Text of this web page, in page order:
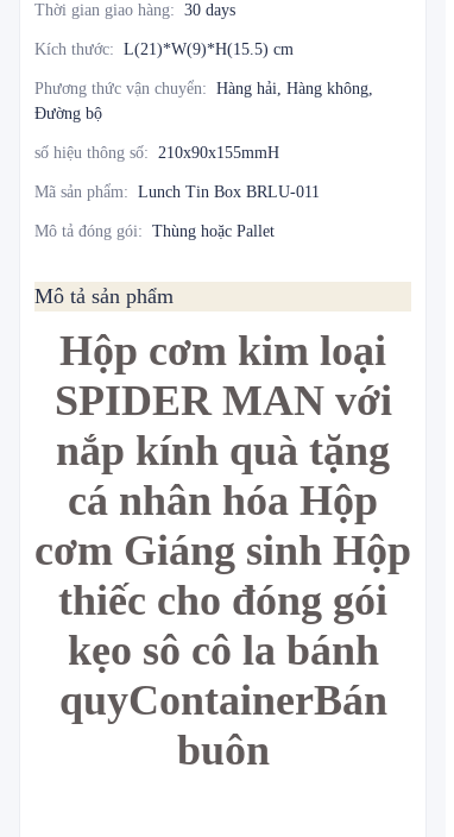
Thời gian giao hàng: 30 days
Kích thước: L(21)*W(9)*H(15.5) cm
Phương thức vận chuyển: Hàng hải, Hàng không,
Đường bộ
số hiệu thông số: 210x90x155mmH
Mã sản phẩm: Lunch Tin Box BRLU-011
Mô tả đóng gói: Thùng hoặc Pallet
Mô tả sản phẩm
Hộp cơm kim loại
SPIDER MAN với
nắp kính quà tặng
cá nhân hóa Hộp
cơm Giáng sinh Hộp
thiếc cho đóng gói
kẹo sô cô la bánh
quyContainerBán
buôn